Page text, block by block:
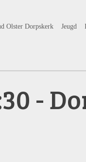
Olster Dorpskerk Jeugd
-